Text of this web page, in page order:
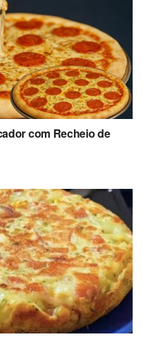
com Recheio de